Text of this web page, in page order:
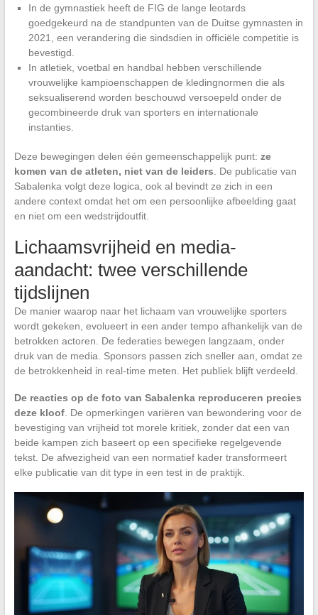
In de gymnastiek heeft de FIG de lange leotards
goedgekeurd na de standpunten van de Duitse gymnasten in
2021, een verandering die sindsdien in officiële competitie is
bevestigd.
In atletiek, voetbal en handbal hebben verschillende
vrouwelijke kampioenschappen de kledingnormen die als
seksualiserend worden beschouwd versoepeld onder de
gecombineerde druk van sporters en internationale
instanties.
Deze bewegingen delen één gemeenschappelijk punt: ze
komen van de atleten, niet van de leiders. De publicatie van
Sabalenka volgt deze logica, ook al bevindt ze zich in een
andere context omdat het om een persoonlijke afbeelding gaat
en niet om een wedstrijdoutfit.
Lichaamsvrijheid en media-
aandacht: twee verschillende
tijdslijnen
De manier waarop naar het lichaam van vrouwelijke sporters
wordt gekeken, evolueert in een ander tempo afhankelijk van de
betrokken actoren. De federaties bewegen langzaam, onder
druk van de media. Sponsors passen zich sneller aan, omdat ze
de betrokkenheid in real-time meten. Het publiek blijft verdeeld.
De reacties op de foto van Sabalenka reproduceren precies
deze kloof. De opmerkingen variëren van bewondering voor de
bevestiging van vrijheid tot morele kritiek, zonder dat een van
beide kampen zich baseert op een specifieke regelgevende
tekst. De afwezigheid van een normatief kader transformeert
elke publicatie van dit type in een test in de praktijk.